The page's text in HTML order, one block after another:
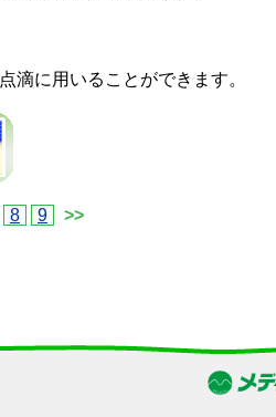
滴に用いることができます。
8 9 >>